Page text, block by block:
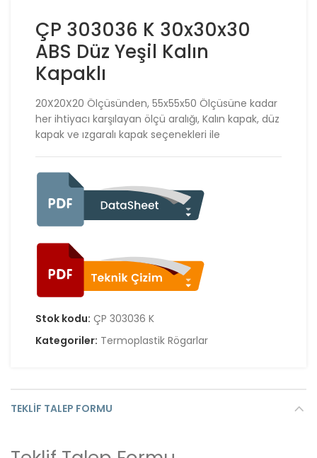
ÇP 303036 K 30x30x30
ABS Düz Yeşil Kalın
Kapaklı
20X20X20 Ölçüsünden, 55x55x50 Ölçüsüne kadar
her ihtiyacı karşılayan ölçü aralığı, Kalın kapak, düz
kapak ve ızgaralı kapak seçenekleri ile
Stok kodu: ÇP 303036 K
Kategoriler: Termoplastik Rögarlar
TEKLIF TALEP FORMU